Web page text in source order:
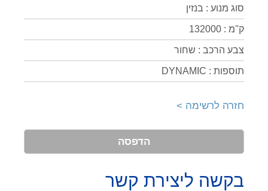
סוג מנוע : בנזין
ק''מ : 132000
צבע הרכב : שחור
תוספות : DYNAMIC
חזרה לרשימה >
הדפסה
בקשה ליצירת קשר